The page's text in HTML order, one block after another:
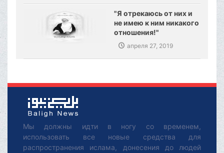
"Я отрекаюсь от них и
не имею к ним никакого
отношения!"
апреля 27, 2019
Мы должны идти в ногу со временем,
использовать все новые средства для
распространения ислама, донесения до людей